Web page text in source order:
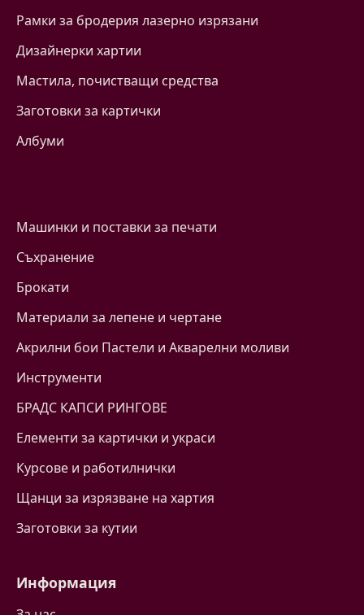
Рамки за бродерия лазерно изрязани
Дизайнерки хартии
Mастила, почистващи средства
Заготовки за картички
Албуми
Машинки и поставки за печати
Съхранение
Брокати
Материали за лепене и чертане
Акрилни бои Пастели и Акварелни моливи
Инструменти
БРАДС КАПСИ РИНГОВЕ
Eлементи за картички и украси
Курсове и работилнички
Щанци за изрязване на хартия
Заготовки за кутии
Информация